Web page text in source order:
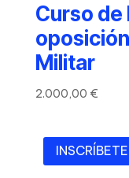
Curso de
Militar
2.000,00 €